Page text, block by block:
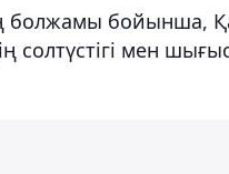
болжамы бойынша,
солтүстігі мен